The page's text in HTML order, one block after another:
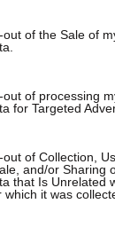
specified
out of the Sale of
out of processing
for Targeted
of Collection,
and/or Sharing
that Is Unrelated
it was
παροχή
στην
στις
χώρα
υγείας,
και
χρήση
ασθενών